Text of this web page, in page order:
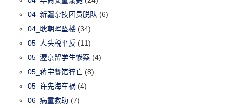
04_新疆杂技团员脱队 (6)
04_耿朝晖坠楼 (34)
05_人头税平反 (11)
05_渥京留学生惨案 (4)
05_蒋宇餐馆猝亡 (8)
05_许先海车祸 (4)
06_病童救助 (7)